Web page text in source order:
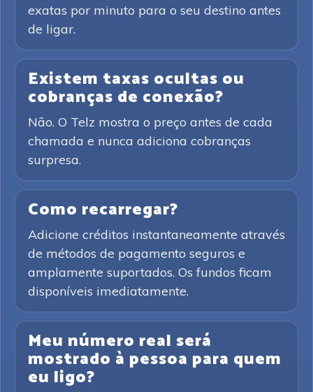
exatas por minuto para o seu destino antes
de ligar.
Existem taxas ocultas ou
cobranças de conexão?
Não. O Telz mostra o preço antes de cada
chamada e nunca adiciona cobranças
surpresa.
Como recarregar?
Adicione créditos instantaneamente através
de métodos de pagamento seguros e
amplamente suportados. Os fundos ficam
disponíveis imediatamente.
Meu número real será
mostrado à pessoa para quem
eu ligo?